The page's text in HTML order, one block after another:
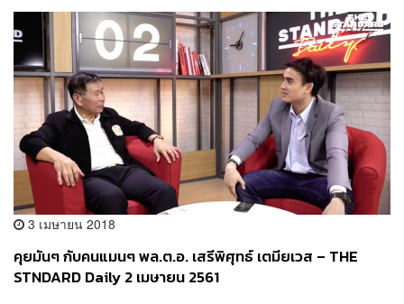
3 เมษายน 2018
คุยมันๆ กับคนแมนๆ พล.ต.อ. เสรีพิศุทธ์ เตมียเวส – THE
STNDARD Daily 2 เมษายน 2561